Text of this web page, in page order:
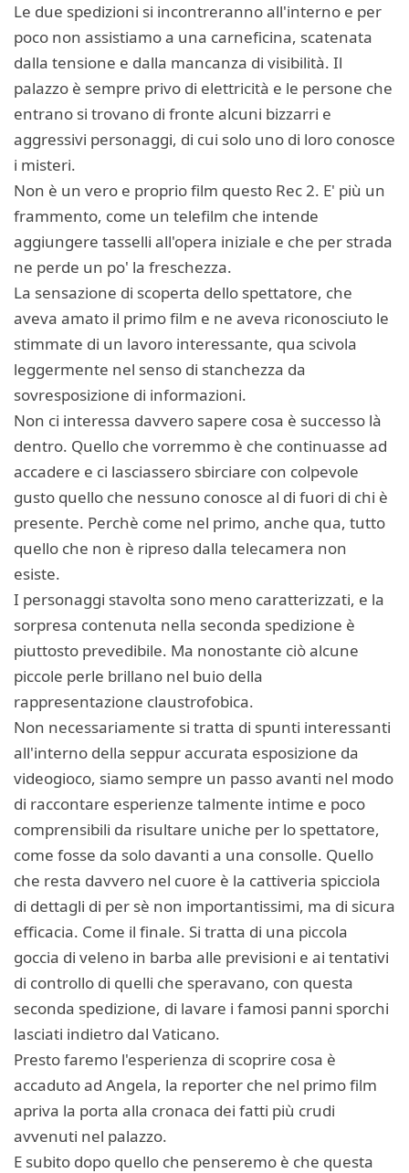
Le due spedizioni si incontreranno all'interno e per
poco non assistiamo a una carneficina, scatenata
dalla tensione e dalla mancanza di visibilità. Il
palazzo è sempre privo di elettricità e le persone che
entrano si trovano di fronte alcuni bizzarri e
aggressivi personaggi, di cui solo uno di loro conosce
i misteri.
Non è un vero e proprio film questo Rec 2. E' più un
frammento, come un telefilm che intende
aggiungere tasselli all'opera iniziale e che per strada
ne perde un po' la freschezza.
La sensazione di scoperta dello spettatore, che
aveva amato il primo film e ne aveva riconosciuto le
stimmate di un lavoro interessante, qua scivola
leggermente nel senso di stanchezza da
sovresposizione di informazioni.
Non ci interessa davvero sapere cosa è successo là
dentro. Quello che vorremmo è che continuasse ad
accadere e ci lasciassero sbirciare con colpevole
gusto quello che nessuno conosce al di fuori di chi è
presente. Perchè come nel primo, anche qua, tutto
quello che non è ripreso dalla telecamera non
esiste.
I personaggi stavolta sono meno caratterizzati, e la
sorpresa contenuta nella seconda spedizione è
piuttosto prevedibile. Ma nonostante ciò alcune
piccole perle brillano nel buio della
rappresentazione claustrofobica.
Non necessariamente si tratta di spunti interessanti
all'interno della seppur accurata esposizione da
videogioco, siamo sempre un passo avanti nel modo
di raccontare esperienze talmente intime e poco
comprensibili da risultare uniche per lo spettatore,
come fosse da solo davanti a una consolle. Quello
che resta davvero nel cuore è la cattiveria spicciola
di dettagli di per sè non importantissimi, ma di sicura
efficacia. Come il finale. Si tratta di una piccola
goccia di veleno in barba alle previsioni e ai tentativi
di controllo di quelli che speravano, con questa
seconda spedizione, di lavare i famosi panni sporchi
lasciati indietro dal Vaticano.
Presto faremo l'esperienza di scoprire cosa è
accaduto ad Angela, la reporter che nel primo film
apriva la porta alla cronaca dei fatti più crudi
avvenuti nel palazzo.
E subito dopo quello che penseremo è che questa